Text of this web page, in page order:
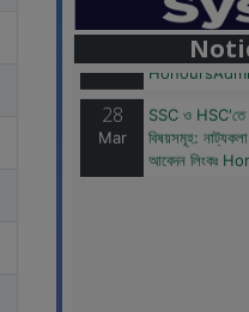
২০টির অধিক
টাকা। আবেদন
28
Mar
বিষয়সমূহ:
আবেদন লিংকঃ